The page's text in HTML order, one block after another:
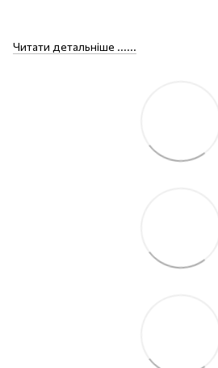
Читати детальніше ......